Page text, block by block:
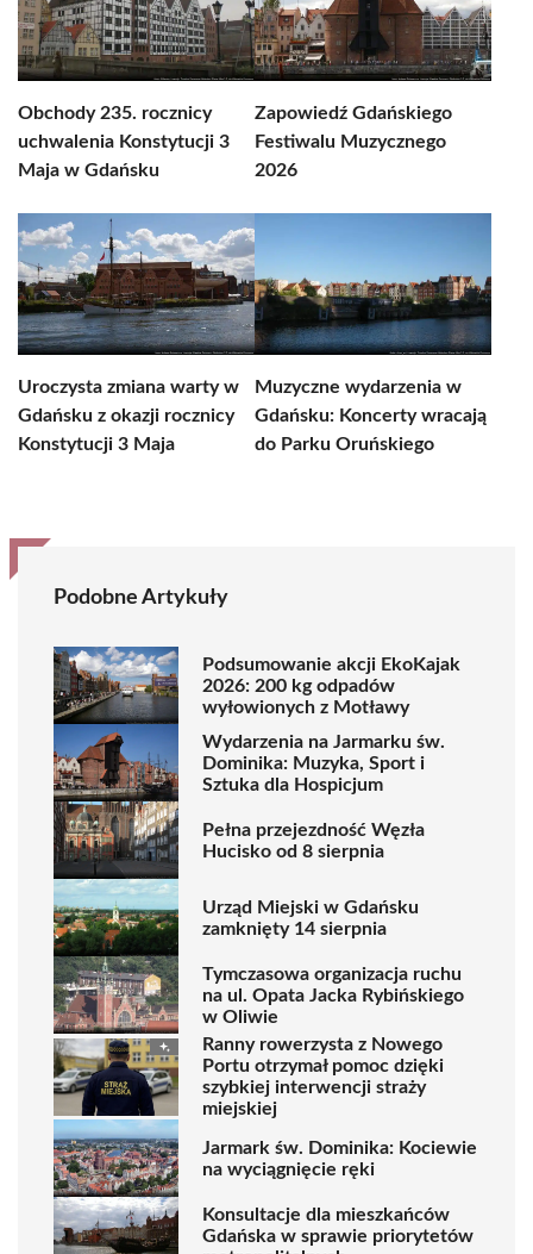
Obchody 235. rocznicy
uchwalenia Konstytucji 3
Maja w Gdańsku
Zapowiedź Gdańskiego
Festiwalu Muzycznego
2026
Uroczysta zmiana warty w
Gdańsku z okazji rocznicy
Konstytucji 3 Maja
Muzyczne wydarzenia w
Gdańsku: Koncerty wracają
do Parku Oruńskiego
Podobne Artykuły
Podsumowanie akcji EkoKajak
2026: 200 kg odpadów
wyłowionych z Motławy
Wydarzenia na Jarmarku św.
Dominika: Muzyka, Sport i
Sztuka dla Hospicjum
Pełna przejezdność Węzła
Hucisko od 8 sierpnia
Urząd Miejski w Gdańsku
zamknięty 14 sierpnia
Tymczasowa organizacja ruchu
na ul. Opata Jacka Rybińskiego
w Oliwie
Ranny rowerzysta z Nowego
Portu otrzymał pomoc dzięki
szybkiej interwencji straży
miejskiej
Jarmark św. Dominika: Kociewie
na wyciągnięcie ręki
Konsultacje dla mieszkańców
Gdańska w sprawie priorytetów